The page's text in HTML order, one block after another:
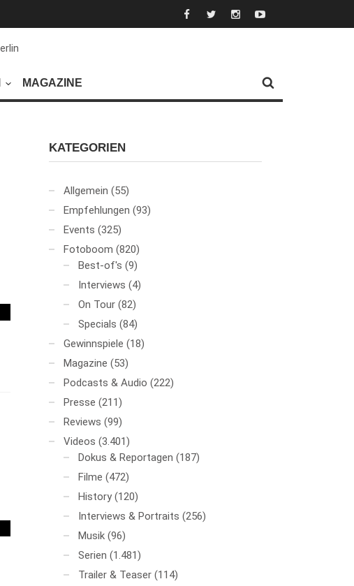
MAGAZINE
KATEGORIEN
Allgemein (55)
Empfehlungen (93)
Events (325)
Fotoboom (820)
Best-of's (9)
Interviews (4)
On Tour (82)
Specials (84)
Gewinnspiele (18)
Magazine (53)
Podcasts & Audio (222)
Presse (211)
Reviews (99)
Videos (3.401)
Dokus & Reportagen (187)
Filme (472)
History (120)
Interviews & Portraits (256)
Musik (96)
Serien (1.481)
Trailer & Teaser (114)